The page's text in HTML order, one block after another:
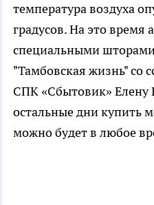
температура воздуха
градусов. На это время
специальными
"Тамбовская жизнь" со
СПК «Сбытовик» Елену
остальные дни купить
можно будет в любое